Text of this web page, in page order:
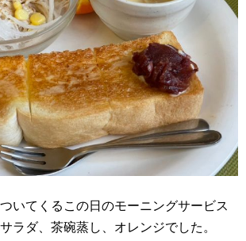
いてくるこの日のモーニングサービス
ラダ、茶碗蒸し、オレンジでした。